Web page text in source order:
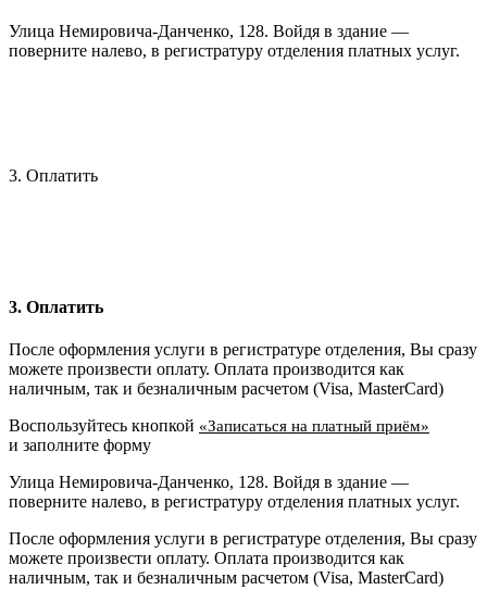
Улица Немировича-Данченко, 128. Войдя в здание —
поверните налево, в регистратуру отделения платных услуг.
3. Оплатить
3. Оплатить
После оформления услуги в регистратуре отделения, Вы сразу
можете произвести оплату. Оплата производится как
наличным, так и безналичным расчетом (Visa, MasterCard)
Воспользуйтесь кнопкой «Записаться на платный приём»
и заполните форму
Улица Немировича-Данченко, 128. Войдя в здание —
поверните налево, в регистратуру отделения платных услуг.
После оформления услуги в регистратуре отделения, Вы сразу
можете произвести оплату. Оплата производится как
наличным, так и безналичным расчетом (Visa, MasterCard)